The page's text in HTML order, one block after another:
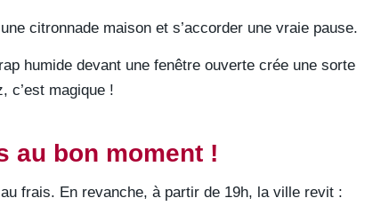
citronnade maison et s’accorder une vraie pause.
humide devant une fenêtre ouverte crée une sorte
c’est magique !
au bon moment !
frais. En revanche, à partir de 19h, la ville revit :